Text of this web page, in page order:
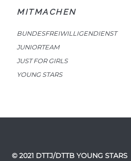
MITMACHEN
BUNDESFREIWILLIGENDIENST
JUNIORTEAM
JUST FOR GIRLS
YOUNG STARS
© 2021 DTTJ/DTTB YOUNG STARS